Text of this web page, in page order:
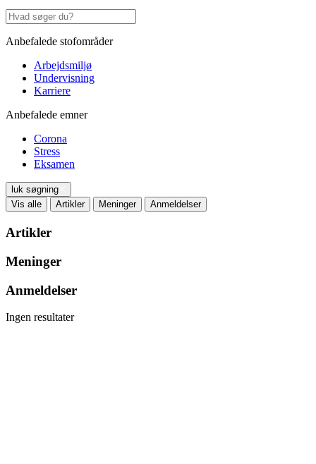
Anbefalede stofområder
Arbejdsmiljø
Undervisning
Karriere
Anbefalede emner
Corona
Stress
Eksamen
luk søgning
Vis alle
Artikler Meninger Anmeldelser
Artikler
Meninger
Anmeldelser
Ingen resultater